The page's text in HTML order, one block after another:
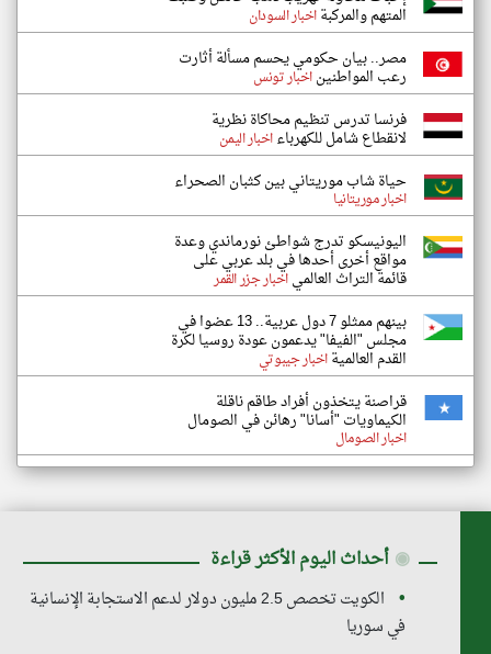
المتهم والمركبةاخبار السودان
مصر.. بيان حكومي يحسم مسألة أثارت
رعب المواطنيناخبار تونس
فرنسا تدرس تنظيم محاكاة نظرية
لانقطاع شامل للكهرباءاخبار اليمن
حياة شاب موريتاني بين كثبان الصحراء
اخبار موريتانيا
اليونيسكو تدرج شواطئ نورماندي وعدة
مواقع أخرى أحدها في بلد عربي على
قائمة التراث العالمياخبار جزر القمر
بينهم ممثلو 7 دول عربية.. 13 عضوا في
مجلس "الفيفا" يدعمون عودة روسيا لكرة
القدم العالميةاخبار جيبوتي
قراصنة يتخذون أفراد طاقم ناقلة
الكيماويات "أسانا" رهائن في الصومال
اخبار الصومال
◉ أحداث اليوم الأكثر قراءة
الكويت تخصص 2.5 مليون دولار لدعم الاستجابة الإنسانية
في سوريا